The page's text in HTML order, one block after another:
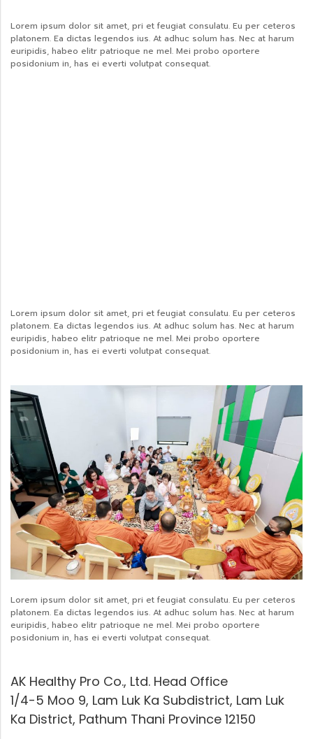
Lorem ipsum dolor sit amet, pri et feugiat consulatu. Eu per ceteros
platonem. Ea dictas legendos ius. At adhuc solum has. Nec at harum
euripidis, habeo elitr patrioque ne mel. Mei probo oportere
posidonium in, has ei everti volutpat consequat.
Lorem ipsum dolor sit amet, pri et feugiat consulatu. Eu per ceteros
platonem. Ea dictas legendos ius. At adhuc solum has. Nec at harum
euripidis, habeo elitr patrioque ne mel. Mei probo oportere
posidonium in, has ei everti volutpat consequat.
Lorem ipsum dolor sit amet, pri et feugiat consulatu. Eu per ceteros
platonem. Ea dictas legendos ius. At adhuc solum has. Nec at harum
euripidis, habeo elitr patrioque ne mel. Mei probo oportere
posidonium in, has ei everti volutpat consequat.
AK Healthy Pro Co., Ltd. Head Office
1/4-5 Moo 9, Lam Luk Ka Subdistrict, Lam Luk
Ka District, Pathum Thani Province 12150